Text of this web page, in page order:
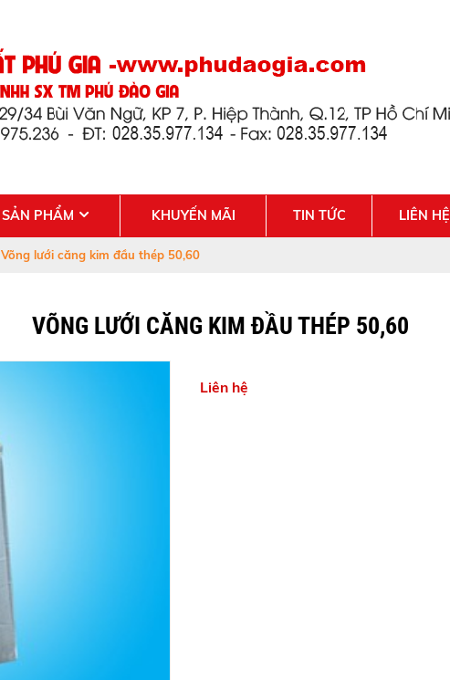
SẢN PHẨM KHUYẾN MÃI TIN TỨC LIÊN HỆ
Võng lưới căng kim đầu thép 50,60
VÕNG LƯỚI CĂNG KIM ĐẦU THÉP 50,60
Liên hệ